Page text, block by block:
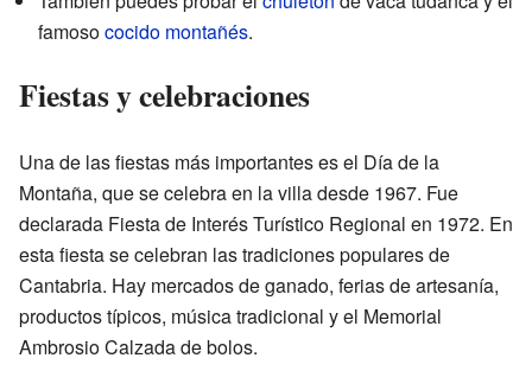
famosococido montañés.
Fiestas y celebraciones
Una de las fiestas más importantes es el Día de la
Montaña, que se celebra en la villa desde 1967. Fue
declarada Fiesta de Interés Turístico Regional en 1972. En
esta fiesta se celebran las tradiciones populares de
Cantabria. Hay mercados de ganado, ferias de artesanía,
productos típicos, música tradicional y el Memorial
Ambrosio Calzada de bolos.